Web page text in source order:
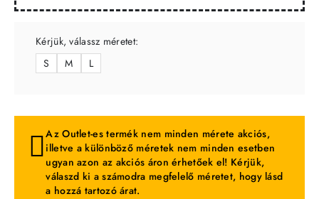
Kérjük, válassz méretet:
S
M L
Az Outlet-es termék nem minden mérete akciós,
illetve a különböző méretek nem minden esetben
ugyan azon az akciós áron érhetőek el! Kérjük,
válaszd ki a számodra megfelelő méretet, hogy lásd
a hozzá tartozó árat.